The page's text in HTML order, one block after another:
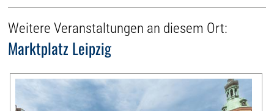
Weitere Veranstaltungen an diesem Ort:
Marktplatz Leipzig